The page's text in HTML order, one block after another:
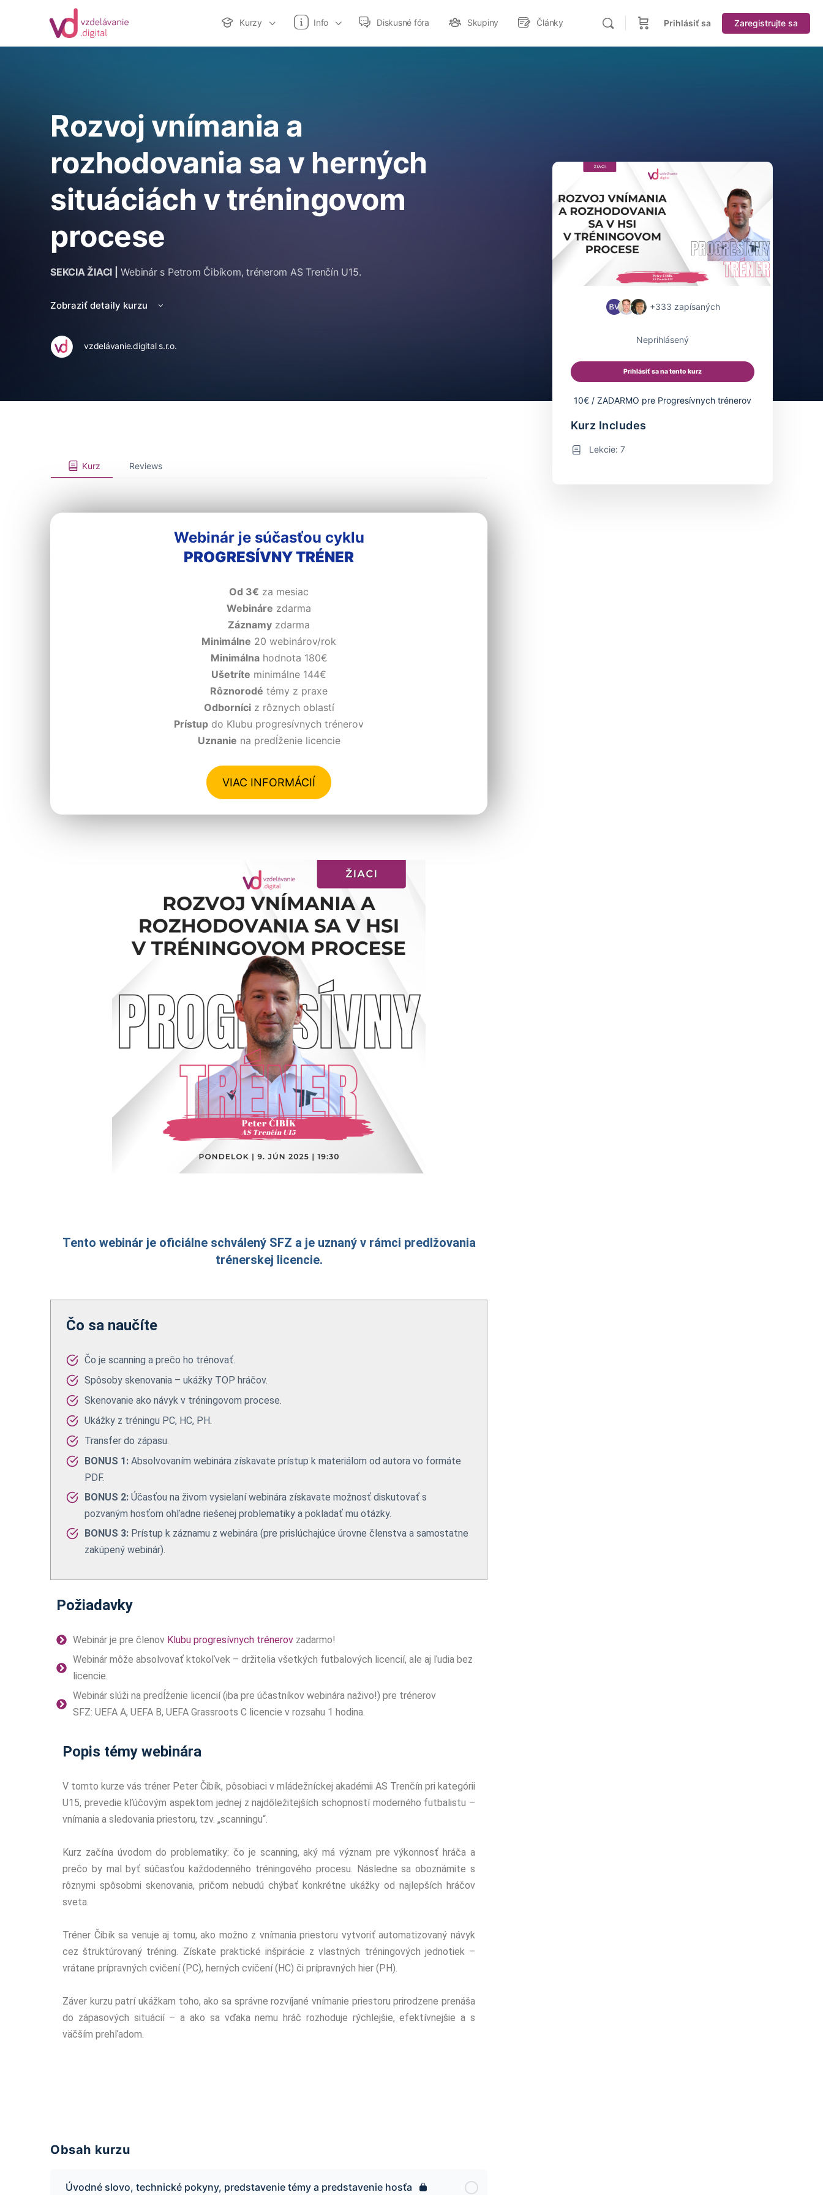
Kurzy Info Diskusné fóra Skupiny Články Prihlásiť sa Zaregistrujte sa
Rozvoj vnímania a
rozhodovania sa v herných
situáciách v tréningovom
procese
SEKCIA ŽIACI | Webinár s Petrom Čibíkom, trénerom AS Trenčín U15.
Zobraziť detaily kurzu
vzdelávanie.digital s.r.o.
Kurz Reviews
Webinár je súčasťou cyklu
PROGRESÍVNY TRÉNER
Od 3€ za mesiac
Webináre zdarma
Záznamy zdarma
Minimálne 20 webinárov/rok
Minimálnahodnota 180€
Ušetríte minimálne 144€
Rôznorodé témy z praxe
Odborníciz rôznych oblastí
Prístup do Klubu progresívnych trénerov
Uznanie na predĺženie licencie
VIAC INFORMÁCIÍ
Tento webinár je oficiálne schválený SFZ a je uznaný v rámci predlžovania
trénerskej licencie.
Čo sa naučíte
Čo je scanning a prečo ho trénovať.
Spôsoby skenovania – ukážky TOP hráčov.
Skenovanie ako návyk v tréningovom procese.
Ukážky z tréningu PC, HC, PH.
Transfer do zápasu.
BONUS 1: Absolvovaním webinára získavate prístup k materiálom od autora vo formáte
PDF.
BONUS 2: Účasťou na živom vysielaní webinára získavate možnosť diskutovať s
pozvaným hosťom ohľadne riešenej problematiky a pokladať mu otázky.
BONUS 3: Prístup k záznamu z webinára (pre prislúchajúce úrovne členstva a samostatne
zakúpený webinár).
Požiadavky
Webinár je pre členov Klubu progresívnych trénerov zadarmo!
Webinár môže absolvovať ktokoľvek – držitelia všetkých futbalových licencií, ale aj ľudia bez
licencie.
Webinár slúži na predĺženie licencií (iba pre účastníkov webinára naživo!) pre trénerov
SFZ: UEFA A, UEFA B, UEFA Grassroots C licencie v rozsahu 1 hodina.
Popis témy webinára
V tomto kurze vás tréner Peter Čibík, pôsobiaci v mládežníckej akadémii AS Trenčín pri kategórii
U15, prevedie kľúčovým aspektom jednej z najdôležitejších schopností moderného futbalistu –
vnímania a sledovania priestoru, tzv. „scanningu“.
Kurz začína úvodom do problematiky: čo je scanning, aký má význam pre výkonnosť hráča a
prečo by mal byť súčasťou každodenného tréningového procesu. Následne sa oboznámite s
rôznymi spôsobmi skenovania, pričom nebudú chýbať konkrétne ukážky od najlepších hráčov
sveta.
Tréner Čibík sa venuje aj tomu, ako možno z vnímania priestoru vytvoriť automatizovaný návyk
cez štruktúrovaný tréning. Získate praktické inšpirácie z vlastných tréningových jednotiek –
vrátane prípravných cvičení (PC), herných cvičení (HC) či prípravných hier (PH).
Záver kurzu patrí ukážkam toho, ako sa správne rozvíjané vnímanie priestoru prirodzene prenáša
do zápasových situácií – a ako sa vďaka nemu hráč rozhoduje rýchlejšie, efektívnejšie a s
väčším prehľadom.
Obsah kurzu
Úvodné slovo, technické pokyny, predstavenie témy a predstavenie hosťa
+333 zapísaných
Neprihlásený
Prihlásiť sa na tento kurz
10€ / ZADARMO pre Progresívnych trénerov
Kurz Includes
Lekcie: 7